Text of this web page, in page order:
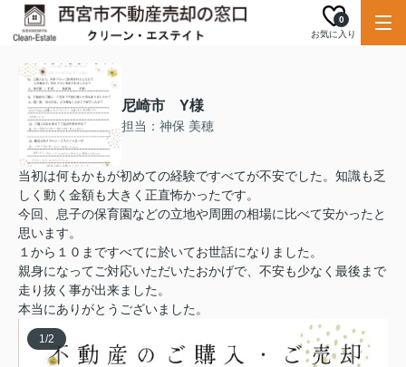
お気に入り
0
尼崎市 Y様
担当：神保 美穂
当初は何もかもが初めての経験ですべてが不安でした。知識も乏
しく動く金額も大きく正直怖かったです。
今回、息子の保育園などの立地や周囲の相場に比べて安かったと
思います。
１から１０まですべてに於いてお世話になりました。
親身になってご対応いただいたおかげで、不安も少なく最後まで
走り抜く事が出来ました。
本当にありがとうございました。
1/2